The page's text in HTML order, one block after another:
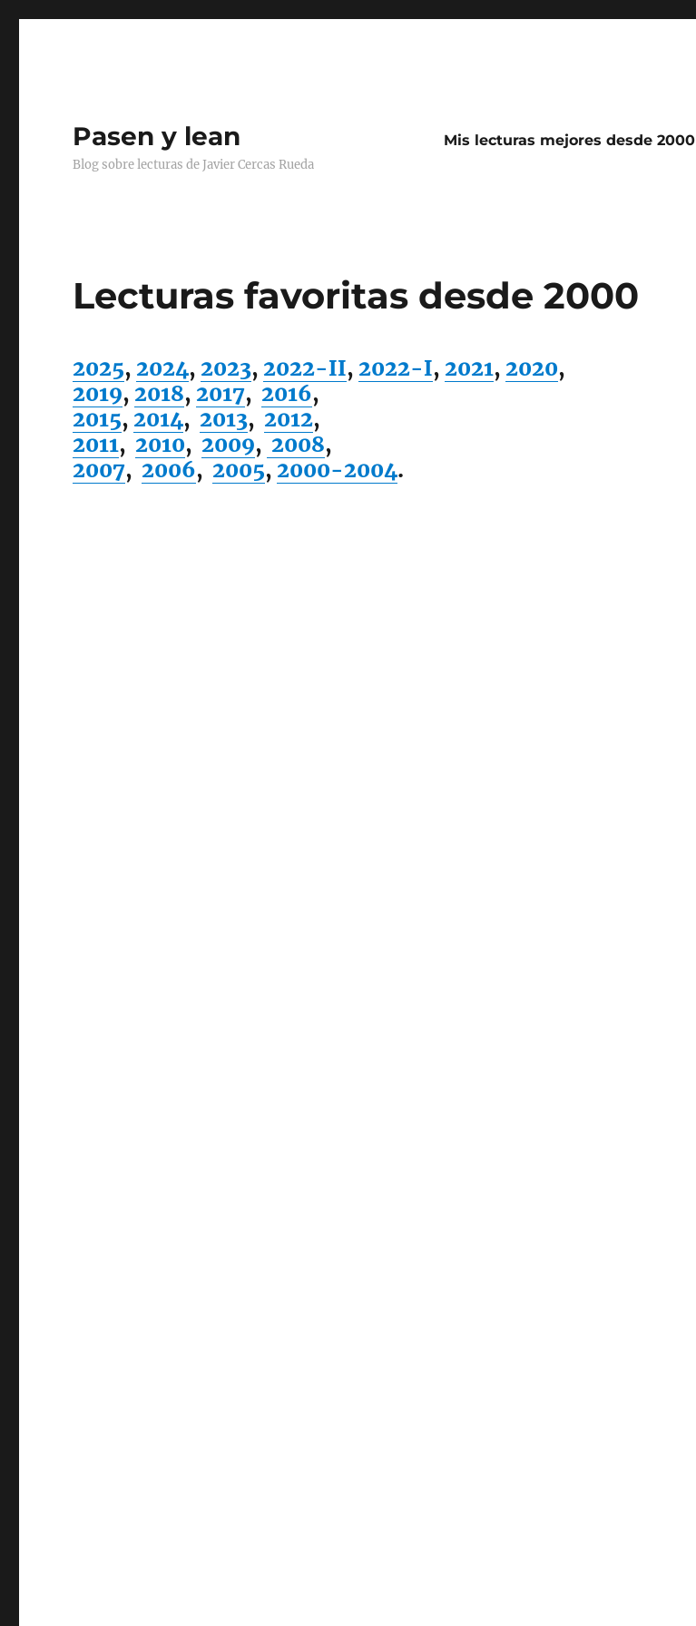
Pasen y lean
Blog sobre lecturas de Javier Cercas Rueda
Mis lecturas mejores desde 2000
Lecturas favoritas desde 2000
2025, 2024, 2023, 2022-II, 2022-I, 2021, 2020,
2019, 2018, 2017, 2016,
2015, 2014, 2013, 2012,
2011, 2010, 2009, 2008,
2007, 2006, 2005, 2000-2004.